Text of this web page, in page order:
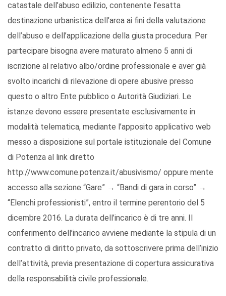
catastale dell’abuso edilizio, contenente l’esatta
destinazione urbanistica dell’area ai fini della valutazione
dell’abuso e dell’applicazione della giusta procedura. Per
partecipare bisogna avere maturato almeno 5 anni di
iscrizione al relativo albo/ordine professionale e aver già
svolto incarichi di rilevazione di opere abusive presso
questo o altro Ente pubblico o Autorità Giudiziari. Le
istanze devono essere presentate esclusivamente in
modalità telematica, mediante l’apposito applicativo web
messo a disposizione sul portale istituzionale del Comune
di Potenza al link diretto
http://www.comune.potenza.it/abusivismo/ oppure mente
accesso alla sezione “Gare” → “Bandi di gara in corso” →
“Elenchi professionisti”, entro il termine perentorio del 5
dicembre 2016. La durata dell’incarico è di tre anni. Il
conferimento dell’incarico avviene mediante la stipula di un
contratto di diritto privato, da sottoscrivere prima dell’inizio
dell’attività, previa presentazione di copertura assicurativa
della responsabilità civile professionale.